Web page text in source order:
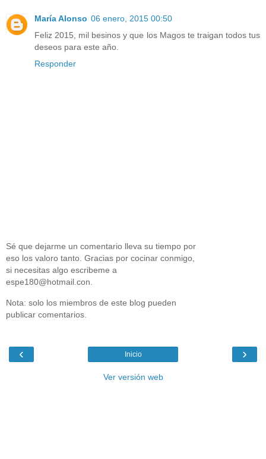
María Alonso 06 enero, 2015 00:50
Feliz 2015, mil besinos y que los Magos te traigan todos tus
deseos para este año.
Responder
Sé que dejarme un comentario lleva su tiempo por
eso los valoro tanto. Gracias por cocinar conmigo,
si necesitas algo escribeme a
espe180@hotmail.con.
Nota: solo los miembros de este blog pueden
publicar comentarios.
‹ ›
Inicio
Ver versión web